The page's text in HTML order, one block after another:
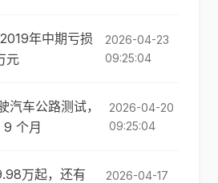
年中期亏损
元
2026-04-23
09:25:04
车公路测试，
个月
2026-04-20
09:25:04
万起，还有
2026-04-17